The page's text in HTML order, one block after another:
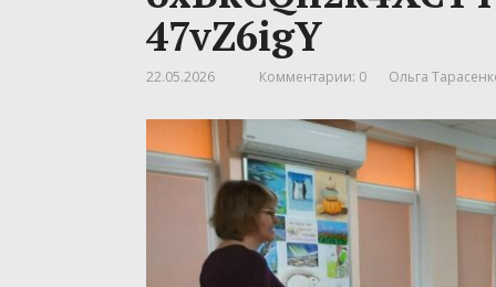
47vZ6igY
22.05.2026 Комментарии: 0 Ольга